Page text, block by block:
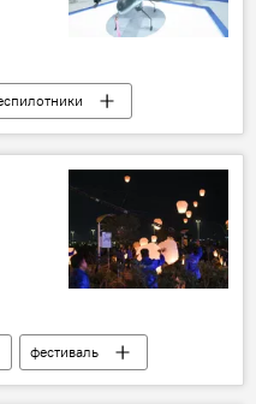
фестиваль